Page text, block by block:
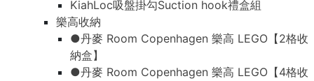
KiahLoc吸盤掛勾Suction hook禮盒組
樂高收納
●丹麥 Room Copenhagen 樂高 LEGO【2格收
納盒】
●丹麥 Room Copenhagen 樂高 LEGO【4格收